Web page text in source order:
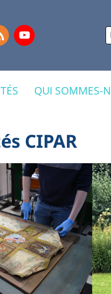
QUI SOMMES-
CIPAR